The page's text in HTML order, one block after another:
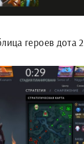
героев дота 2